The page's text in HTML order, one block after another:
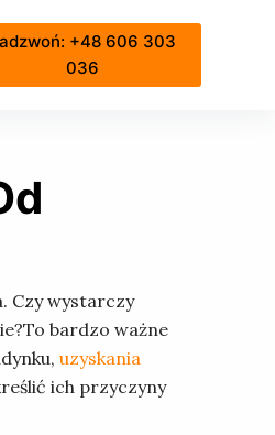
+48 606 303
036
Czy wystarczy
bardzo ważne
uzyskania
ich przyczyny